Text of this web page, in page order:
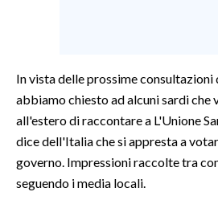
CULTURA
SPETTACOLI
In vista delle prossime consultazioni
abbiamo chiesto ad alcuni sardi che
all'estero di raccontare a L'Unione
dice dell'Italia che si appresta a
governo. Impressioni raccolte tra
seguendo i media locali.